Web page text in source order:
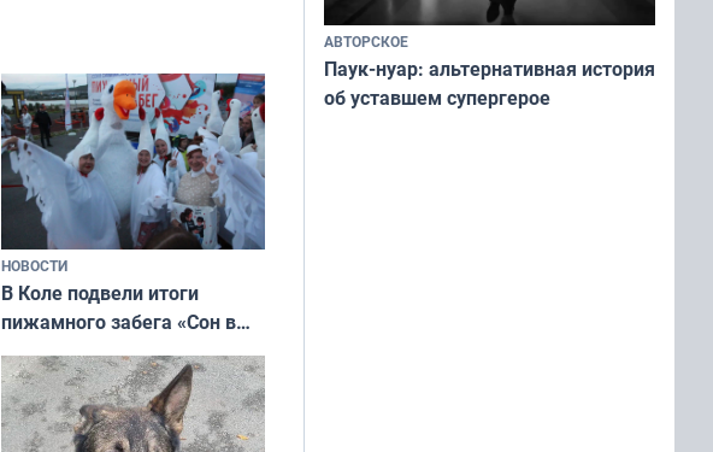
НОВОСТИ
В Коле подвели итоги
пижамного забега «Сон в
Олимпийскую ночь»
АВТОРСКОЕ
Паук-нуар: альтернативная история
об уставшем супергерое